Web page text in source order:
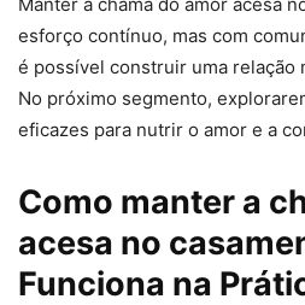
esforço contínuo, mas com
é possível construir uma relação
No próximo segmento,
eficazes para nutrir o amor e a
Como manter a
acesa no
Funciona na